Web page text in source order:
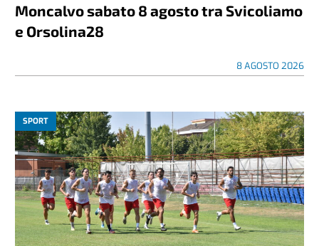
Moncalvo sabato 8 agosto tra Svicoliamo
e Orsolina28
8 AGOSTO 2026
SPORT